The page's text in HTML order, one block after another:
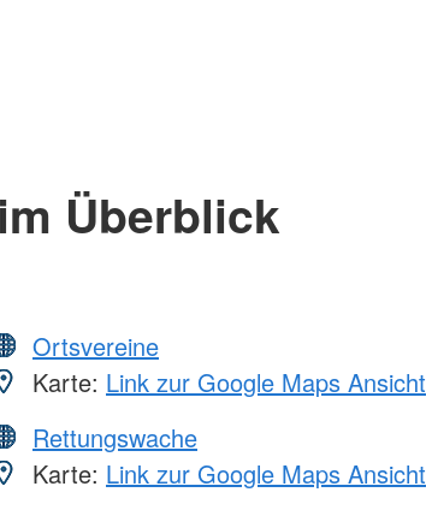
Überblick
Ortsvereine
Karte: Link zur Google Maps Ansicht
Rettungswache
Karte: Link zur Google Maps Ansicht